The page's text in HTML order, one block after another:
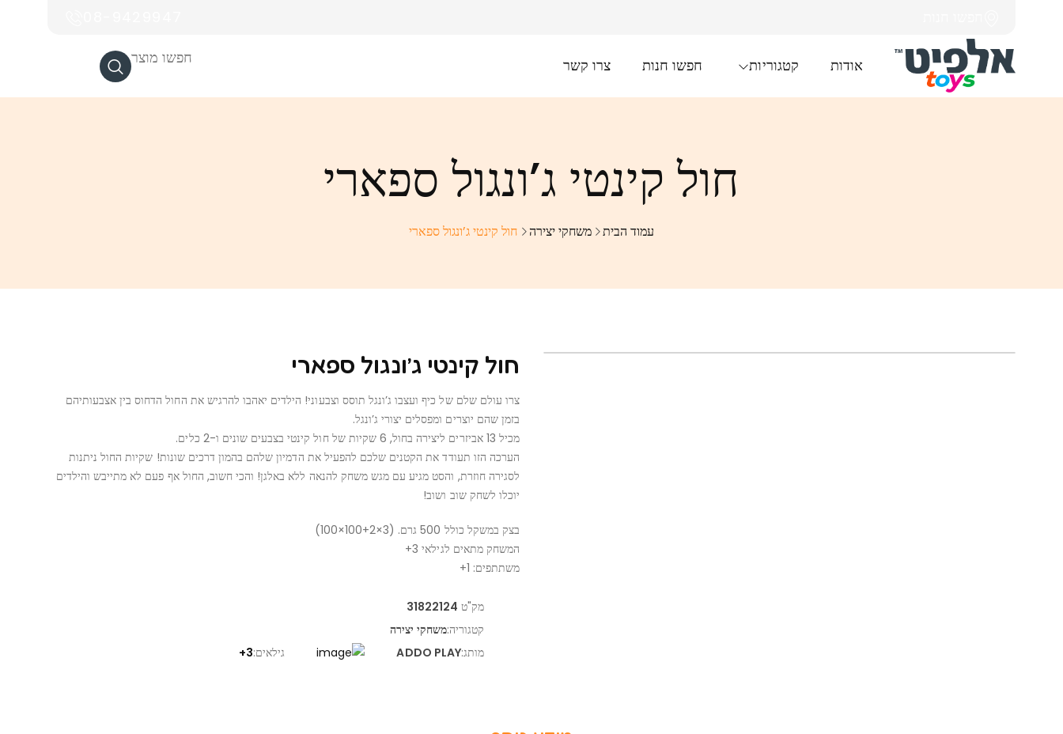
אודות קטגוריות חפשו חנות צרו קשר חפשו מוצר
חול קינטי ג’ונגול ספארי
עמוד הבית משחקי יצירה חול קינטי ג’ונגול ספארי
חול קינטי ג’ונגול ספארי
צרו עולם שלם של כיף ועצבו ג’ונגל תוסס וצבעוני! הילדים יאהבו להרגיש את החול הדחוס בין אצבעותיהם
בזמן שהם יוצרים ומפסלים יצורי ג’ונגל.
מכיל 13 אביזרים ליצירה בחול, 6 שקיות של חול קינטי בצבעים שונים ו-2 כלים.
הערכה הזו תעודד את הקטנים שלכם להפעיל את הדמיון שלהם בהמון דרכים שונות! שקיות החול ניתנות
לסגירה חוזרת, והסט מגיע עם מגש משחק להנאה ללא באלגן! והכי חשוב, החול אף פעם לא מתייבש והילדים
יוכלו לשחק שוב ושוב!
בצק במשקל כולל 500 גרם. (3×100+2×100)
המשחק מתאים לגילאי 3+
משתתפים: 1+
מק"ט 31822124
קטגוריה:משחקי יצירה
מותג:ADDO PLAY גילאים:3+